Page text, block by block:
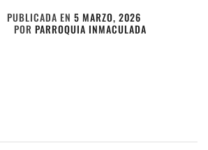
PUBLICADA EN5 MARZO, 2026
PORPARROQUIA INMACULADA